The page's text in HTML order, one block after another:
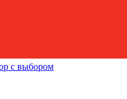
с выбором